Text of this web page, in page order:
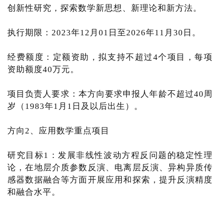
创新性研究，探索数学新思想、新理论和新方法。
执行期限：2023年12月01日至2026年11月30日。
经费额度：定额资助，拟支持不超过4个项目，每项
资助额度40万元。
项目负责人要求：本方向要求申报人年龄不超过40周
岁（1983年1月1日及以后出生）。
方向2、应用数学重点项目
研究目标1：发展非线性波动方程反问题的稳定性理
论，在地层介质参数反演、电离层反演、异构异质传
感器数据融合等方面开展应用和探索，提升反演精度
和融合水平。